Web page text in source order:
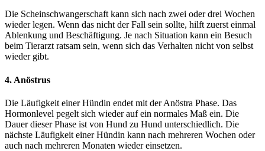
Die Scheinschwangerschaft kann sich nach zwei oder drei Wochen
wieder legen. Wenn das nicht der Fall sein sollte, hilft zuerst einmal
Ablenkung und Beschäftigung. Je nach Situation kann ein Besuch
beim Tierarzt ratsam sein, wenn sich das Verhalten nicht von selbst
wieder gibt.
4. Anöstrus
Die Läufigkeit einer Hündin endet mit der Anöstra Phase. Das
Hormonlevel pegelt sich wieder auf ein normales Maß ein. Die
Dauer dieser Phase ist von Hund zu Hund unterschiedlich. Die
nächste Läufigkeit einer Hündin kann nach mehreren Wochen oder
auch nach mehreren Monaten wieder einsetzen.